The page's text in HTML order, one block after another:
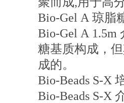
Bio-Gel A 琼脂
Bio-Gel A 1.5m
糖基质构成，
成的。
Bio-Beads S-X
Bio-Beads S-X